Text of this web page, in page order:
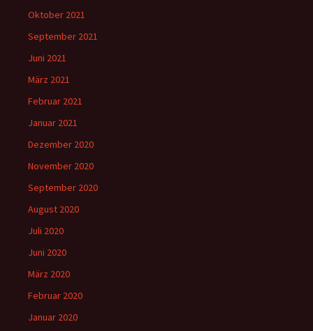
Oktober 2021
September 2021
Juni 2021
März 2021
Februar 2021
Januar 2021
Dezember 2020
November 2020
September 2020
August 2020
Juli 2020
Juni 2020
März 2020
Februar 2020
Januar 2020